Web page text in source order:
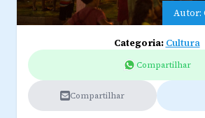
Autor:
Categoria: Cultura
Compartilhar
Compartilhar